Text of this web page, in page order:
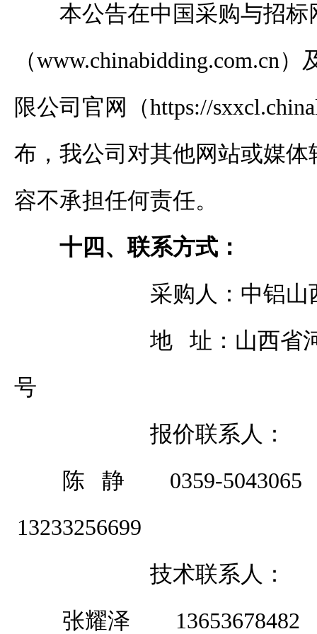
本公告在中国采购与招标
（www.chinabidding.com.cn）
限公司 官网（https://
布，我公司对其他网站或媒体
容不承担任何责任。
十四、联系方式：
采购 人：中铝
地
址：山西省
号
报价联系人：
陈
静
0359-
13233256699
技术联系人：
张耀泽
13653678482